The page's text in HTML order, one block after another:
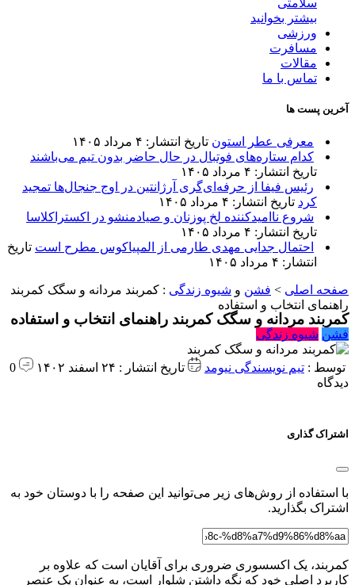
سلامتی
بیشتر بخوانید
ورزشی
مسافرت
مقالات
تماس با ما
آخرین پست ها
معرفی عطر استون تاریخ انتشار: ۴ مرداد ۱۴۰۵
کدام ستاره‌های فوتبال در حال حاضر بدون تیم می‌باشند
تاریخ انتشار: ۴ مرداد ۱۴۰۵
رئیس فیفا از حرفه‌ای‌گری آرژانتین در اوج جنجال‌ها تمجید
کرد تاریخ انتشار: ۴ مرداد ۱۴۰۵
شروع ناامیدکننده لخ پوزنان و صیادمنشو در اکستراکلاسا
تاریخ انتشار: ۴ مرداد ۱۴۰۵
احتمال جدایی مهدی طارمی از المپیاکوس مطرح است تاریخ
انتشار: ۴ مرداد ۱۴۰۵
صفحه اصلی > فشن و شیوه زندگی : کمربند مردانه و سگک کمربند
راهنمای انتخاب و استفاده
کمربند مردانه و سگک کمربند راهنمای انتخاب و استفاده
فشن شیوه زندگی
توسط : تیم نویسندگی نیومد تاریخ انتشار : ۲۴ اسفند ۱۴۰۲
0
دیدگاه
اشتراک گذاری
با استفاده از روش‌های زیر می‌توانید این صفحه را با دوستان خود به
اشتراک بگذارید.
کمربند، یک اکسسوری ضروری برای آقایان است که علاوه بر
کاربرد اصلی خود که نگه داشتن شلوار است، به عنوان یک عنصر